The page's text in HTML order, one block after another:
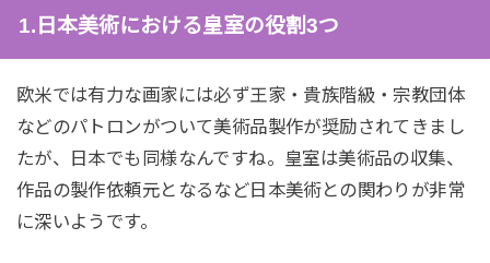
1.日本美術における皇室の役割3つ
欧米では有力な画家には必ず王家・貴族階級・宗教団体
などのパトロンがついて美術品製作が奨励されてきまし
たが、日本でも同様なんですね。皇室は美術品の収集、
作品の製作依頼元となるなど日本美術との関わりが非常
に深いようです。